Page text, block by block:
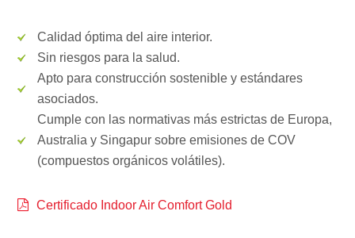
Calidad óptima del aire interior.
Sin riesgos para la salud.
Apto para construcción sostenible y estándares
asociados.
Cumple con las normativas más estrictas de Europa,
Australia y Singapur sobre emisiones de COV
(compuestos orgánicos volátiles).
Certificado Indoor Air Comfort Gold